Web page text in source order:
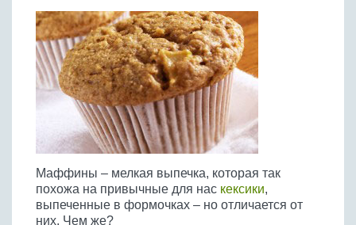
Маффины – мелкая выпечка, которая так
похожа на привычные для нас кексики,
выпеченные в формочках – но отличается от
них. Чем же?